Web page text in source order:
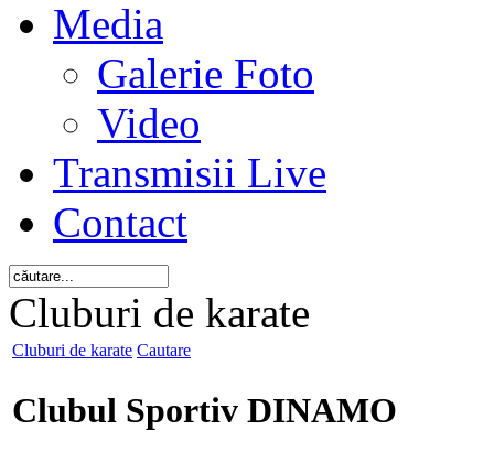
Media
Galerie Foto
Video
Transmisii Live
Contact
Cluburi de karate
Cluburi de karate Cautare
Clubul Sportiv DINAMO